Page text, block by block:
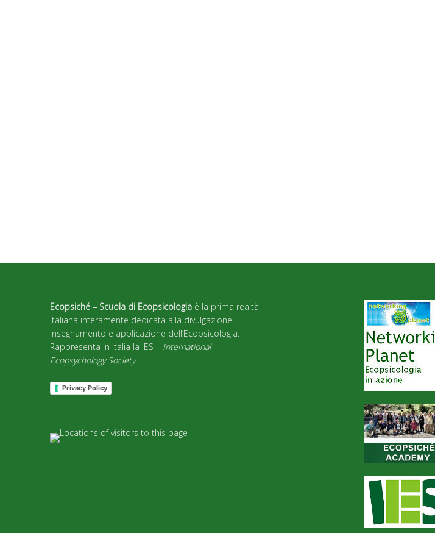
Ecopsiché – Scuola di Ecopsicologia è la prima realtà
italiana interamente dedicata alla divulgazione,
insegnamento e applicazione dell’Ecopsicologia.
Rappresenta in Italia la IES – International
Ecopsychology Society.
Privacy Policy